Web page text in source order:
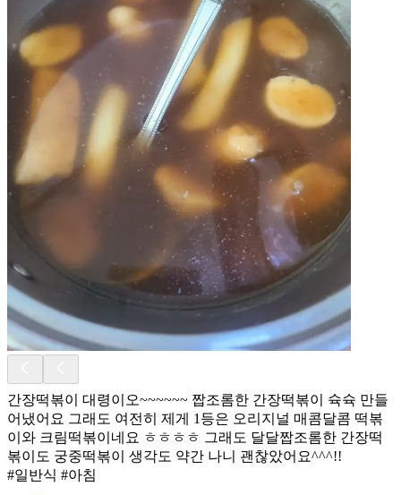
간장떡볶이 대령이오~~~~~~ 짭조롬한 간장떡볶이 슉슉 만들
어냈어요 그래도 여전히 제게 1등은 오리지널 매콤달콤 떡볶
이와 크림떡볶이네요 ㅎㅎㅎㅎ 그래도 달달짭조롬한 간장떡
볶이도 궁중떡볶이 생각도 약간 나니 괜찮았어요^^^!!
#일반식 #아침